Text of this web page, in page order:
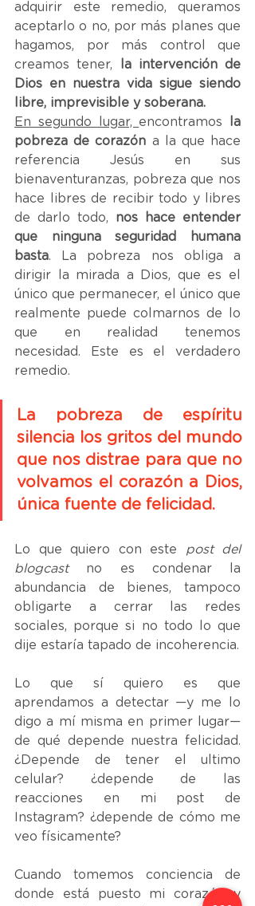
adquirir este remedio, queramos
aceptarlo o no, por más planes que
hagamos, por más control que
creamos tener,
la intervención de
Dios en nuestra vida sigue siendo
libre, imprevisible y soberana.
En segundo lugar, encontramos
la
pobreza de corazón a la que hace
referencia Jesús en sus
bienaventuranzas, pobreza que nos
hace libres de recibir todo y libres
de darlo todo, nos hace entender
que ninguna seguridad humana
basta. La pobreza nos obliga a
dirigir la mirada a Dios, que es el
único que permanecer, el único que
realmente puede colmarnos de lo
que en realidad tenemos
necesidad. Este es el verdadero
remedio.
La pobreza de espíritu
silencia los gritos del mundo
que nos distrae para que no
volvamos el corazón a Dios,
única fuente de felicidad.
Lo que quiero con este post del
blogcast no es condenar la
abundancia de bienes, tampoco
obligarte a cerrar las redes
sociales, porque si no todo lo que
Lo que sí quiero es que
aprendamos a detectar —y me lo
digo a mí misma en primer lugar—
de qué depende nuestra felicidad.
¿Depende de tener el ultimo
celular? ¿depende de las
reacciones en mi post de
Instagram? ¿depende de cómo me
veo físicamente?
Cuando tomemos conciencia de
donde está puesto mi corazón y